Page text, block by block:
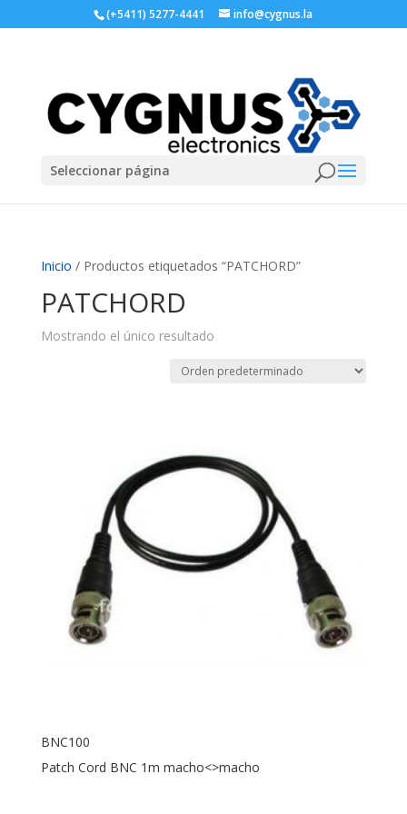
(+5411) 5277-4441 info@cygnus.la
Seleccionar página
Inicio / Productos etiquetados “PATCHORD”
PATCHORD
Mostrando el único resultado
BNC100
Patch Cord BNC 1m macho<>macho